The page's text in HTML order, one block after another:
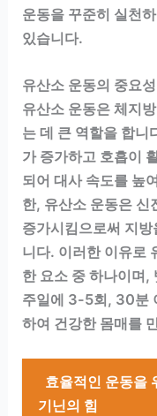
운동을 꾸준히 실천
있습니다.
유산소 운동의 중요성
유산소 운동은 체지
는 데 큰 역할을 합니
가 증가하고 호흡이
되어 대사 속도를 높
한, 유산소 운동은 신
증가시킴으로써 지
니다. 이러한 이유로
한 요소 중 하나이며,
주일에 3-5회, 30분
하여 건강한 몸매를
효율적인 운동을
기닌의 힘